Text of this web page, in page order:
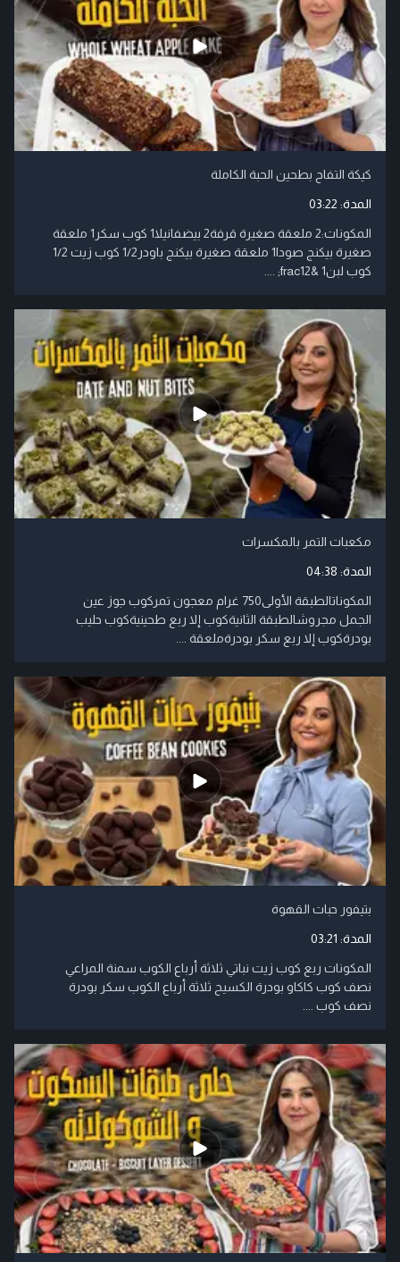
كيكة التفاح بطحين الحبة الكاملة
المدة: 03:22
​المكونات:​2 ملعقة صغيرة قرفة​2 بيض​فانيلا​1 كوب سكر​1 ملعقة
صغيرة بيكنج صودا​1 ملعقة صغيرة بيكنج باودر​1/2 كوب زيت ​1/2
كوب لبن​1 &frac12; ....
مكعبات التمر بالمكسرات
المدة: 04:38
المكوناتالطبقة الأولى750 غرام معجون تمركوب جوز عين
الجمل مجروشالطبقة الثانيةكوب إلا ربع طحينيةكوب حليب
بودرةكوب إلا ربع سكر بودرةملعقة ....
بتيفور حبات القهوة
المدة: 03:21
المكونات ربع كوب زيت نباتي ثلاثة أرباع الكوب سمنة المراعي
نصف كوب كاكاو بودرة الكسيح ثلاثة أرباع الكوب سكر بودرة
نصف كوب ....